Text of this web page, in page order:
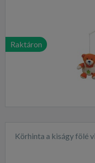
Raktáron
Körhinta a kiságy fölé